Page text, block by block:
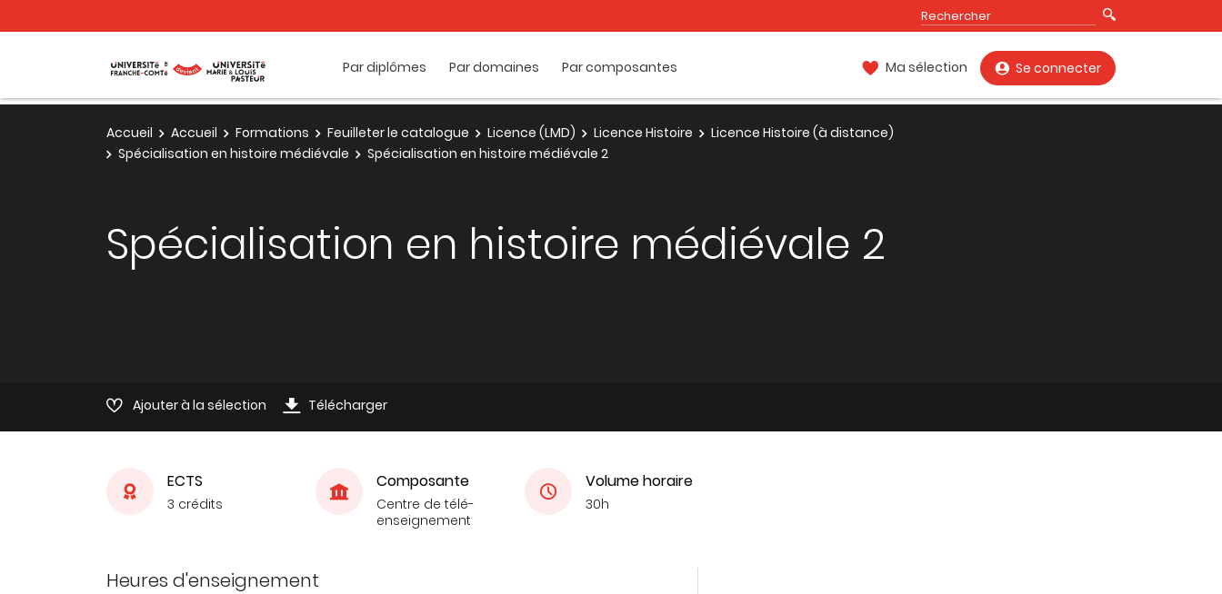
Par diplômes Par domaines Par composantes Ma sélection Se connecter
Accueil Accueil Formations Feuilleter le catalogue Licence (LMD) Licence Histoire
Licence Histoire (à distance)
Spécialisation en histoire médiévale
Spécialisation en histoire médiévale 2
Spécialisation en histoire médiévale 2
Ajouter à la sélection Télécharger
ECTS
3 crédits
Composante
Centre de télé-
enseignement
Volume horaire
30h
Heures d'enseignement